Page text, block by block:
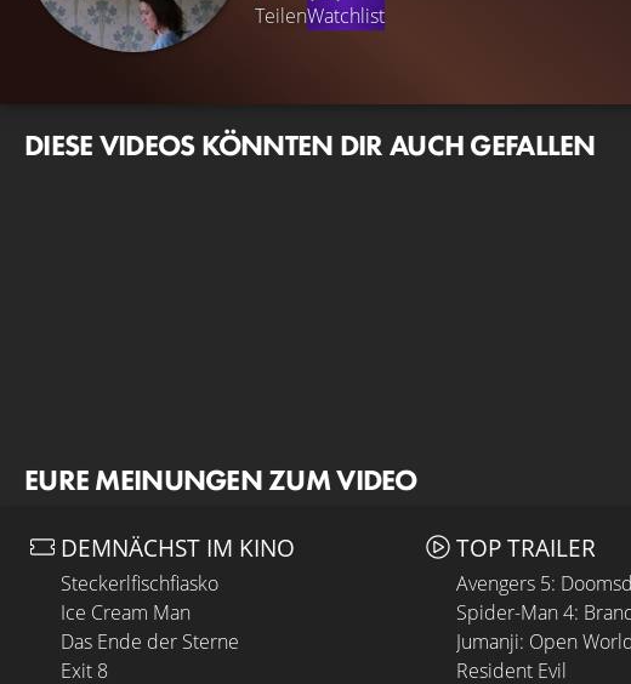
TeilenWatchlist
DIESE VIDEOS KÖNNTEN DIR AUCH GEFALLEN
EURE MEINUNGEN ZUM VIDEO
DEMNÄCHST IM KINO
Steckerlfischfiasko
Ice Cream Man
Das Ende der Sterne
Exit 8
TOP TRAILER
Avengers 5:
Spider-Man 4:
Jumanji: Open World
Resident Evil